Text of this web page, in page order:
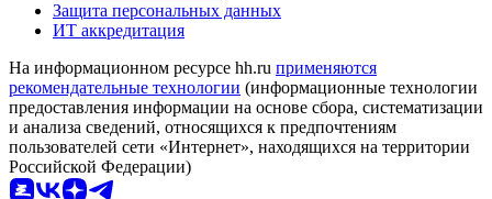
Защита персональных данных
ИТ аккредитация
На информационном ресурсе hh.ru применяются
рекомендательные технологии (информационные технологии
предоставления информации на основе сбора, систематизации
и анализа сведений, относящихся к предпочтениям
пользователей сети «Интернет», находящихся на территории
Российской Федерации)